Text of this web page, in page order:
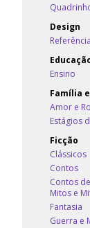
Design
Referência
Ensino
Família
Amor e
Estágios
Ficção
Clássicos
Contos
Contos
Mitos e
Fantasia
Guerra e